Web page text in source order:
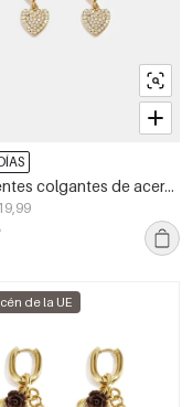
Pendientes colgantes de acero inoxidable con forma de corazón, sencillos, de la serie Daily Simple, joyería para mujer.
de la UE